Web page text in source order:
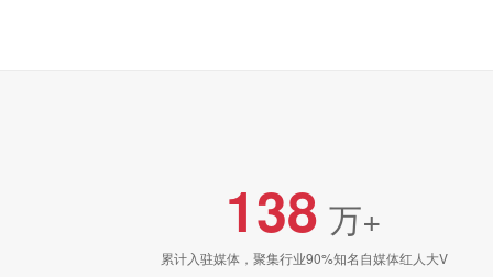
138 万+
累计入驻媒体，聚集行业90%知名自媒体红人大V